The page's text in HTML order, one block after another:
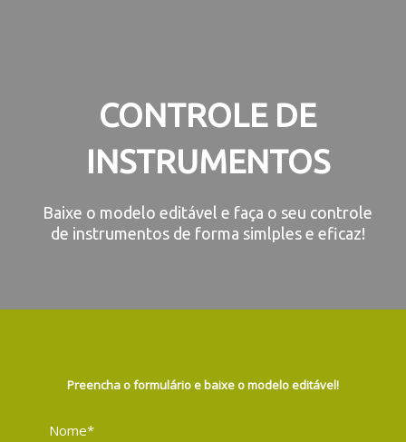
CONTROLE DE
INSTRUMENTOS
Baixe o modelo editável e faça o seu controle
de instrumentos de forma simlples e eficaz!
Preencha o formulário e baixe o modelo editável!
Nome*